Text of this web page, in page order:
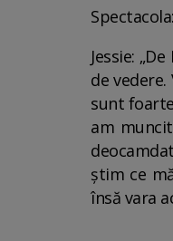
Jessie:
de
sunt
am
știm ce
însă vara